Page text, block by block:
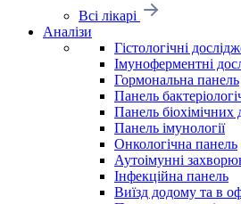
Всі лікарі
Аналізи
Гістологічні
Імуноферментні
Гормональна панель
Панель
Панель біохімічних
Панель імунології
Онкологічна панель
Аутоімунні
Інфекційна панель
Виїзд додому та в